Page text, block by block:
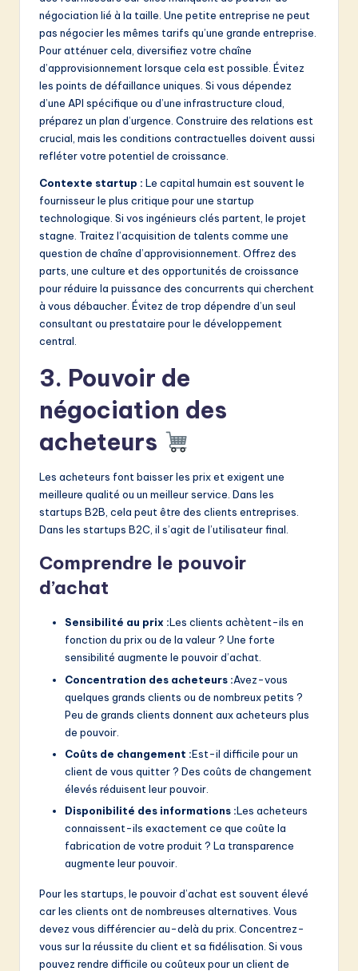
négociation lié à la taille. Une petite entreprise ne peut
pas négocier les mêmes tarifs qu’une grande entreprise.
Pour atténuer cela, diversifiez votre chaîne
d’approvisionnement lorsque cela est possible. Évitez
les points de défaillance uniques. Si vous dépendez
d’une API spécifique ou d’une infrastructure cloud,
préparez un plan d’urgence. Construire des relations est
crucial, mais les conditions contractuelles doivent aussi
refléter votre potentiel de croissance.
Contexte startup : Le capital humain est souvent le
fournisseur le plus critique pour une startup
technologique. Si vos ingénieurs clés partent, le projet
stagne. Traitez l’acquisition de talents comme une
question de chaîne d’approvisionnement. Offrez des
parts, une culture et des opportunités de croissance
pour réduire la puissance des concurrents qui cherchent
à vous débaucher. Évitez de trop dépendre d’un seul
consultant ou prestataire pour le développement
central.
3. Pouvoir de
négociation des
acheteurs
Les acheteurs font baisser les prix et exigent une
meilleure qualité ou un meilleur service. Dans les
startups B2B, cela peut être des clients entreprises.
Dans les startups B2C, il s’agit de l’utilisateur final.
Comprendre le pouvoir
d’achat
Sensibilité au prix :Les clients achètent-ils en
fonction du prix ou de la valeur ? Une forte
sensibilité augmente le pouvoir d’achat.
Concentration des acheteurs :Avez-vous
quelques grands clients ou de nombreux petits ?
Peu de grands clients donnent aux acheteurs plus
de pouvoir.
Coûts de changement :Est-il difficile pour un
client de vous quitter ? Des coûts de changement
élevés réduisent leur pouvoir.
Disponibilité des informations :Les acheteurs
connaissent-ils exactement ce que coûte la
fabrication de votre produit ? La transparence
augmente leur pouvoir.
Pour les startups, le pouvoir d’achat est souvent élevé
car les clients ont de nombreuses alternatives. Vous
devez vous différencier au-delà du prix. Concentrez-
vous sur la réussite du client et sa fidélisation. Si vous
pouvez rendre difficile ou coûteux pour un client de